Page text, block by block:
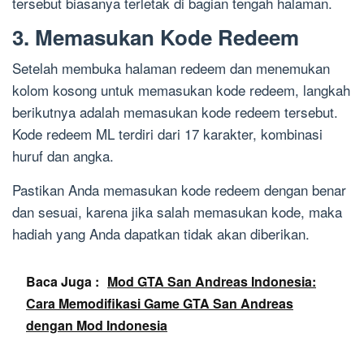
3. Memasukan Kode Redeem
Setelah membuka halaman redeem dan menemukan
kolom kosong untuk memasukan kode redeem, langkah
berikutnya adalah memasukan kode redeem tersebut.
Kode redeem ML terdiri dari 17 karakter, kombinasi
huruf dan angka.
Pastikan Anda memasukan kode redeem dengan benar
dan sesuai, karena jika salah memasukan kode, maka
hadiah yang Anda dapatkan tidak akan diberikan.
Baca Juga : Mod GTA San Andreas Indonesia:
Cara Memodifikasi Game GTA San Andreas
dengan Mod Indonesia